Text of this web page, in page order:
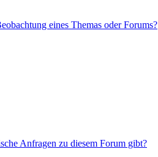
eines Themas oder Forums?
Anfragen zu diesem Forum gibt?